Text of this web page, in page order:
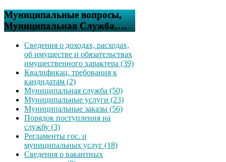
Муниципальные вопросы,
Муниципальная Служба….
Сведения о доходах, расходах,
об имуществе и обязательствах
имущественного характера (39)
Квалификац. требования к
кандидатам (2)
Муниципальная служба (50)
Муниципальные услуги (23)
Муниципальные заказы (56)
Порядок поступления на
службу (3)
Регламенты гос. и
муниципальных услуг (18)
Сведения о вакантных